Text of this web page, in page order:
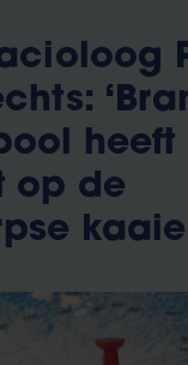
op de